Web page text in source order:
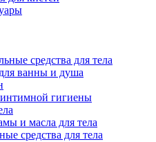
средства для тела
ванны и душа
интимной гигиены
и масла для тела
средства для тела